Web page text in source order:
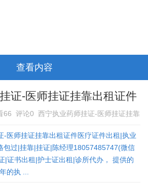
查看内容
证-医师挂证挂靠出租证件
66 评论0 西宁执业药师挂证-医师挂证挂靠
-医师挂证挂靠出租证件医疗证件出租|执业
包过|挂靠|挂证|陈经理18057485747(微信
|证书出租|护士证出租|诊所代办， 提供的
的执 ...